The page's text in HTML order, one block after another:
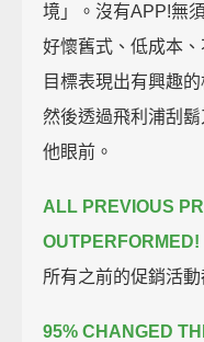
境」。沒有APP!無
好懷舊式、低成本
目標表現出有興趣
然後透過飛利浦刮
他眼前。
ALL PREVIOUS
OUTPERFORMED!
所有之前的促銷活
95% CHANGED